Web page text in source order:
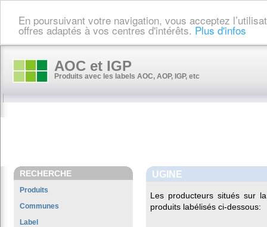
En poursuivant votre navigation, vous acceptez
offres adaptés à vos centres d'intérêts. Plus d'infos
AOC et IGP
Produits avec les labels AOC, AOP, IGP, etc
RECHERCHE
Produits
Communes
Label
UGINE
Les producteurs situés sur
produits labélisés ci-dessous: